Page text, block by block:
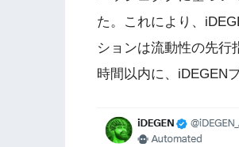
た。これにより、
ションは流動性の先行
時間以内に、iDEGEN